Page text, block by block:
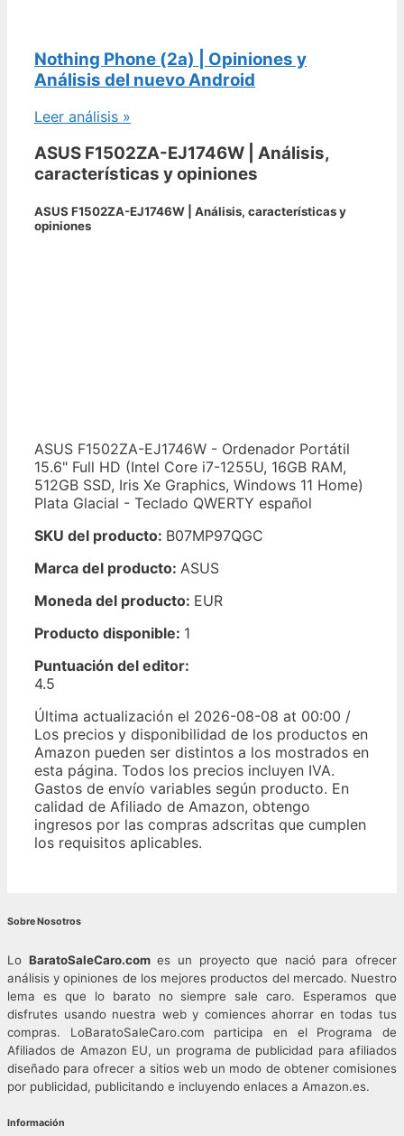
Nothing Phone (2a) | Opiniones y
Análisis del nuevo Android
Leer análisis »
ASUS F1502ZA-EJ1746W | Análisis,
características y opiniones
ASUS F1502ZA-EJ1746W | Análisis, características y
opiniones
ASUS F1502ZA-EJ1746W - Ordenador Portátil
15.6" Full HD (Intel Core i7-1255U, 16GB RAM,
512GB SSD, Iris Xe Graphics, Windows 11 Home)
Plata Glacial - Teclado QWERTY español
SKU del producto: B07MP97QGC
Marca del producto: ASUS
Moneda del producto: EUR
Producto disponible: 1
Puntuación del editor:
4.5
Última actualización el 2026-08-08 at 00:00 /
Los precios y disponibilidad de los productos en
Amazon pueden ser distintos a los mostrados en
esta página. Todos los precios incluyen IVA.
Gastos de envío variables según producto. En
calidad de Afiliado de Amazon, obtengo
ingresos por las compras adscritas que cumplen
los requisitos aplicables.
Sobre Nosotros
Lo BaratoSaleCaro.comes un proyecto que nació para ofrecer
análisis y opiniones de los mejores productos del mercado. Nuestro
lema es que lo barato no siempre sale caro. Esperamos que
disfrutes usando nuestra web y comiences ahorrar en todas tus
compras. LoBaratoSaleCaro.com participa en el Programa de
Afiliados de Amazon EU, un programa de publicidad para afiliados
diseñado para ofrecer a sitios web un modo de obtener comisiones
por publicidad, publicitando e incluyendo enlaces a Amazon.es.
Información